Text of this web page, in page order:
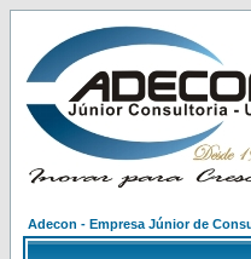
Adecon - Empresa Júnior de